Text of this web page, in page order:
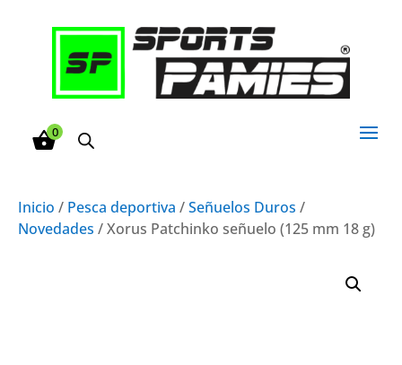
0
Inicio / Pesca deportiva /Señuelos Duros /
Novedades / Xorus Patchinko señuelo (125 mm 18 g)